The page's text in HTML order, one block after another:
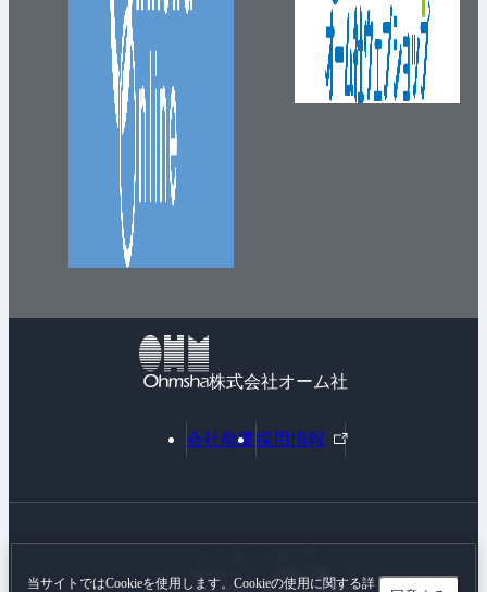
当サイトではCookieを使用します。Cookieの使用に関する詳
株式会社オーム社
会社概要採用情報
外
部
ン
Webサイトご利用に際して